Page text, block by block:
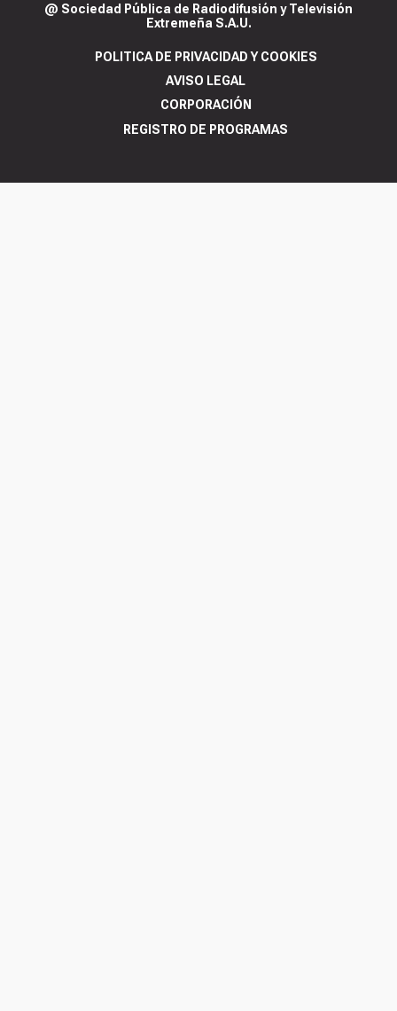
@ Sociedad Pública de Radiodifusión y Televisión
Extremeña S.A.U.
POLITICA DE PRIVACIDAD Y COOKIES
AVISO LEGAL
CORPORACIÓN
REGISTRO DE PROGRAMAS